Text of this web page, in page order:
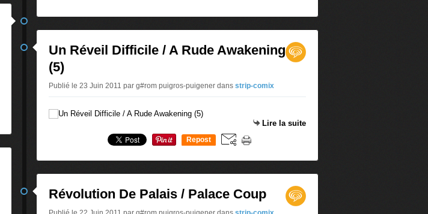
Un Réveil Difficile / A Rude Awakening
(5)
Publié le 23 Juin 2011 par g#rom puigros-puigener dans strip-comix
Lire la suite
Repost
Révolution De Palais / Palace Coup